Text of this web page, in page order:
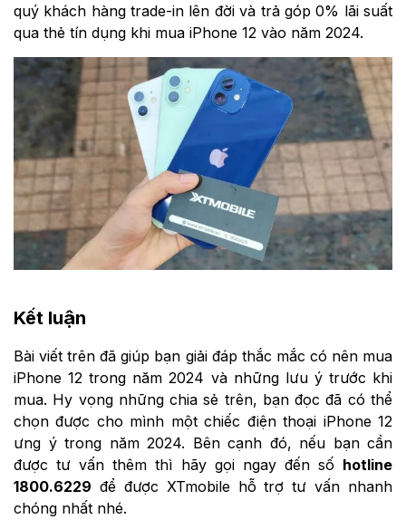
quý khách hàng trade-in lên đời và trả góp 0% lãi suất
qua thẻ tín dụng khi mua iPhone 12 vào năm 2024.
Kết luận
Bài viết trên đã giúp bạn giải đáp thắc mắc có nên mua
iPhone 12 trong năm 2024 và những lưu ý trước khi
mua. Hy vọng những chia sẻ trên, bạn đọc đã có thể
chọn được cho mình một chiếc điện thoại iPhone 12
ưng ý trong năm 2024. Bên cạnh đó, nếu bạn cần
được tư vấn thêm thì hãy gọi ngay đến số hotline
1800.6229 để được XTmobile hỗ trợ tư vấn nhanh
chóng nhất nhé.